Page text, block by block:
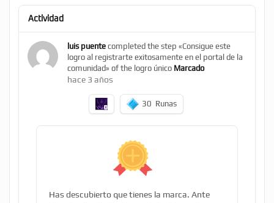
Actividad
luis puente completed the step «Consigue este
logro al registrarte exitosamente en el portal de la
comunidad» of the logro único Marcado
hace 3 años
30 Runas
Has descubierto que tienes la marca. Ante